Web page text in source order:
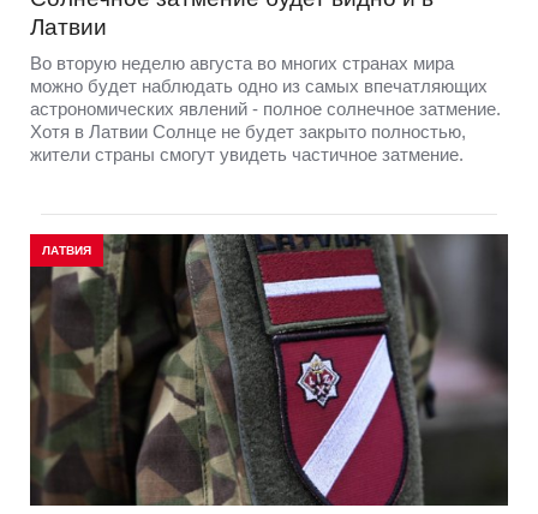
Латвии
Во вторую неделю августа во многих странах мира
можно будет наблюдать одно из самых впечатляющих
астрономических явлений - полное солнечное затмение.
Хотя в Латвии Солнце не будет закрыто полностью,
жители страны смогут увидеть частичное затмение.
ЛАТВИЯ